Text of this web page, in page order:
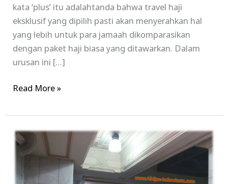
kata ‘plus’ itu adalahtanda bahwa travel haji
eksklusif yang dipilih pasti akan menyerahkan hal
yang lebih untuk para jamaah dikomparasikan
dengan paket haji biasa yang ditawarkan. Dalam
urusan ini […]
Read More »
Informasi
Seputar
Haji